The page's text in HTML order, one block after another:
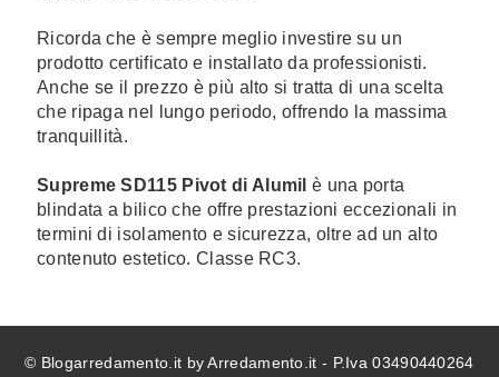
Ricorda che è sempre meglio investire su un
prodotto certificato e installato da professionisti.
Anche se il prezzo è più alto si tratta di una scelta
che ripaga nel lungo periodo, offrendo la massima
tranquillità.
Supreme SD115 Pivot di Alumil è una porta
blindata a bilico che offre prestazioni eccezionali in
termini di isolamento e sicurezza, oltre ad un alto
contenuto estetico. Classe RC3.
© Blogarredamento.it by Arredamento.it - P.Iva 03490440264